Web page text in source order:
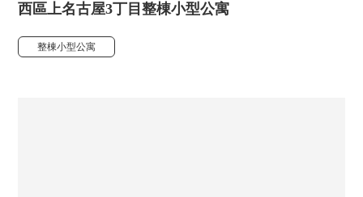
西區上名古屋3丁目整棟小型公寓
整棟小型公寓